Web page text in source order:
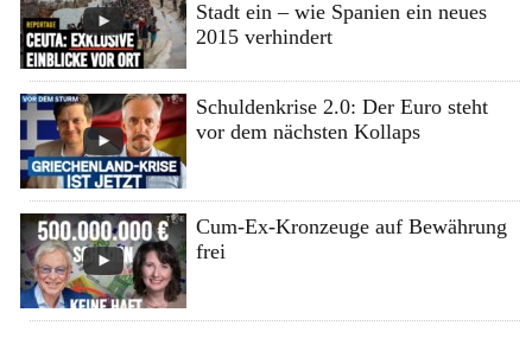
Stadt ein – wie Spanien ein neues
2015 verhindert
Schuldenkrise 2.0: Der Euro steht
vor dem nächsten Kollaps
Cum-Ex-Kronzeuge auf Bewährung
frei